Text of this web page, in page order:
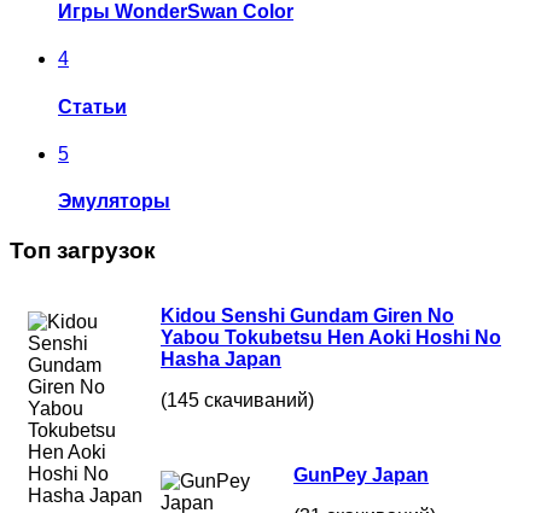
Игры WonderSwan Color
4
Статьи
5
Эмуляторы
Топ загрузок
Kidou Senshi Gundam Giren No
Yabou Tokubetsu Hen Aoki Hoshi No
Hasha Japan
(145 скачиваний)
GunPey Japan